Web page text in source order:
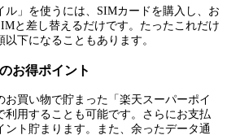
ル」を使うには、SIMカードを購入し、お
と差し替えるだけです。たったこれだけ
下になることもあります。
お得ポイント
お買い物で貯まった「楽天スーパーポイ
利用することも可能です。さらにお支払
ント貯まります。また、余ったデータ通